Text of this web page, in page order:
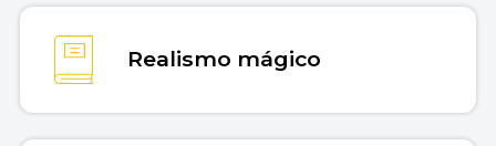
Realismo mágico